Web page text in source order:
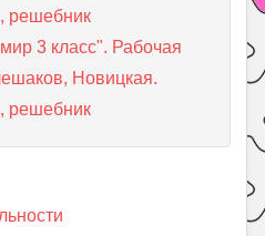
решебник
3 класс". Рабочая
Новицкая.
решебник